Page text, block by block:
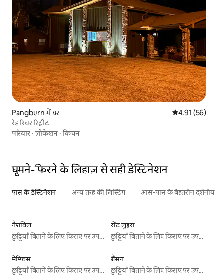
Pangburn में घर औसत रेटिंग 5 में
4.91 (56)
रेड रिवर रिट्रीट
परिवार ·लोकेशन ·किचन
घूमने-फिरने के लिहाज़ से सही डेस्टिनेशन
पास के डेस्टिनेशन अन्य तरह की लिस्टिंग आस-पास के बेहतरीन दर्शनीय
नैशविल
छुट्टियाँ बिताने के लिए किराए पर उपलब्ध जगहें
सेंट लुइस
छुट्टियाँ बिताने के लिए किराए पर उपलब्ध जगहें
मेम्फिस
छुट्टियाँ बिताने के लिए किराए पर उपलब्ध जगहें
ब्रैंसन
छुट्टियाँ बिताने के लिए किराए पर उपलब्ध जगहें